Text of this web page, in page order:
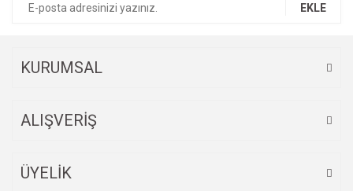
EKLE
KURUMSAL
ALIŞVERİŞ
ÜYELİK